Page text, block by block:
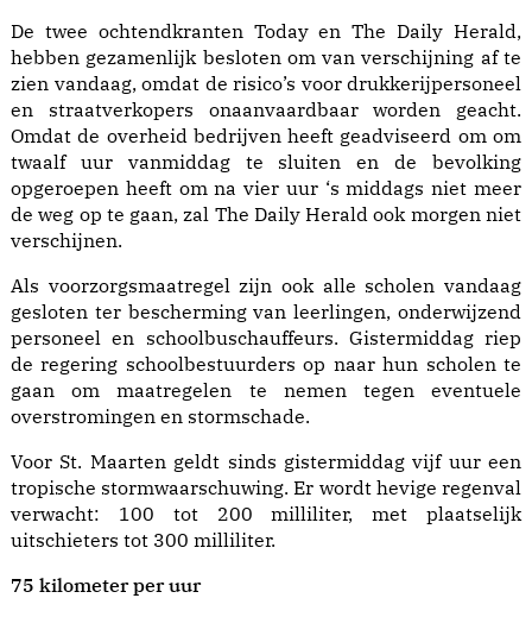
De twee ochtendkranten Today en The Daily Herald,
hebben gezamenlijk besloten om van verschijning af te
zien vandaag, omdat de risico’s voor drukkerijpersoneel
en straatverkopers onaanvaardbaar worden geacht.
Omdat de overheid bedrijven heeft geadviseerd om om
twaalf uur vanmiddag te sluiten en de bevolking
opgeroepen heeft om na vier uur ‘s middags niet meer
de weg op te gaan, zal The Daily Herald ook morgen niet
verschijnen.
Als voorzorgsmaatregel zijn ook alle scholen vandaag
gesloten ter bescherming van leerlingen, onderwijzend
personeel en schoolbuschauffeurs. Gistermiddag riep
de regering schoolbestuurders op naar hun scholen te
gaan om maatregelen te nemen tegen eventuele
overstromingen en stormschade.
Voor St. Maarten geldt sinds gistermiddag vijf uur een
tropische stormwaarschuwing. Er wordt hevige regenval
verwacht: 100 tot 200 milliliter, met plaatselijk
uitschieters tot 300 milliliter.
75 kilometer per uur